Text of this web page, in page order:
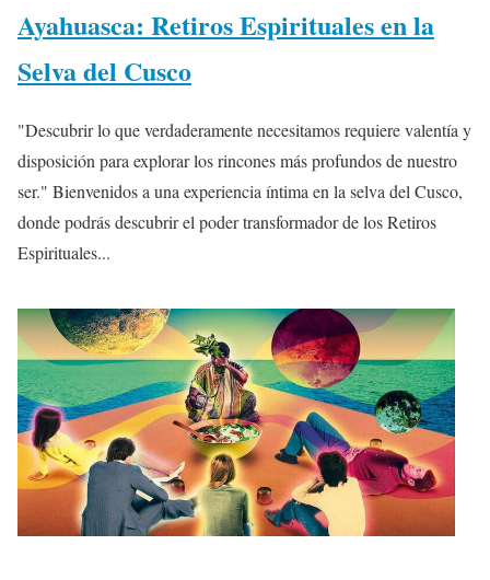
Ayahuasca: Retiros Espirituales en la
Selva del Cusco
"Descubrir lo que verdaderamente necesitamos requiere valentía y
disposición para explorar los rincones más profundos de nuestro
ser." Bienvenidos a una experiencia íntima en la selva del Cusco,
donde podrás descubrir el poder transformador de los Retiros
Espirituales...